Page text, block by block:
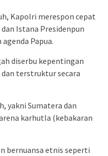
Kapolri merespon cepat
Istana Presidenpun
Papua.
diserbu kepentingan
terstruktur secara
yakni Sumatera dan
karhutla (kebakaran
bernuansa etnis seperti